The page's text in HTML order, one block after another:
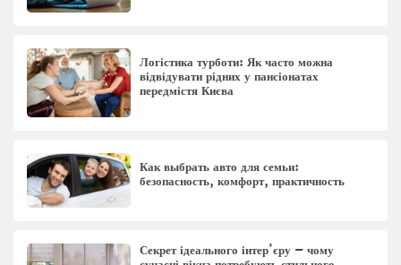
Логістика турботи: Як часто можна
відвідувати рідних у пансіонатах
передмістя Києва
Как выбрать авто для семьи:
безопасность, комфорт, практичность
Секрет ідеального інтер’єру – чому